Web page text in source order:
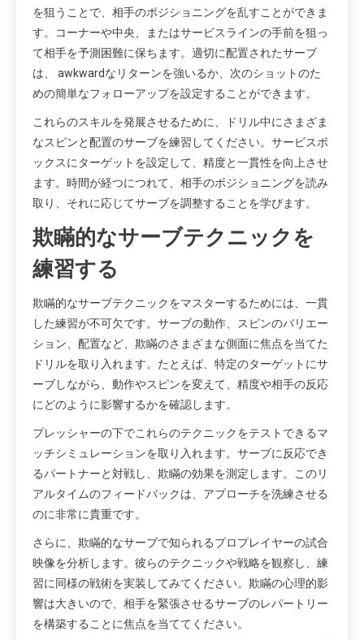
を狙うことで、相手のポジショニングを乱すことができま
す。コーナーや中央、またはサービスラインの手前を狙っ
て相手を予測困難に保ちます。適切に配置されたサーブ
は、 awkwardなリターンを強いるか、次のショットのた
めの簡単なフォローアップを設定することができます。
これらのスキルを発展させるために、ドリル中にさまざま
なスピンと配置のサーブを練習してください。サービスボ
ックスにターゲットを設定して、精度と一貫性を向上させ
ます。時間が経つにつれて、相手のポジショニングを読み
取り、それに応じてサーブを調整することを学びます。
欺瞞的なサーブテクニックを
練習する
欺瞞的なサーブテクニックをマスターするためには、一貫
した練習が不可欠です。サーブの動作、スピンのバリエー
ション、配置など、欺瞞のさまざまな側面に焦点を当てた
ドリルを取り入れます。たとえば、特定のターゲットにサ
ーブしながら、動作やスピンを変えて、精度や相手の反応
にどのように影響するかを確認します。
プレッシャーの下でこれらのテクニックをテストできるマ
ッチシミュレーションを取り入れます。サーブに反応でき
るパートナーと対戦し、欺瞞の効果を測定します。このリ
アルタイムのフィードバックは、アプローチを洗練させる
のに非常に貴重です。
さらに、欺瞞的なサーブで知られるプロプレイヤーの試合
映像を分析します。彼らのテクニックや戦略を観察し、練
習に同様の戦術を実装してみてください。欺瞞の心理的影
響は大きいので、相手を緊張させるサーブのレパートリー
を構築することに焦点を当ててください。